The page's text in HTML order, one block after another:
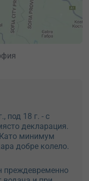
под 18 г. - с
декларация.
минимум
добре колело.
преждевременно